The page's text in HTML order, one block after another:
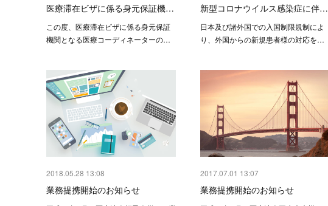
医療滞在ビザに係る身元保証機…
この度、医療滞在ビザに係る身元保証
機関となる医療コーディネーターの…
新型コロナウイルス感染症に伴…
日本及び諸外国での入国制限規制によ
り、外国からの新規患者様の対応を…
2018.05.28 13:08
業務提携開始のお知らせ
2017.07.01 13:07
業務提携開始のお知らせ